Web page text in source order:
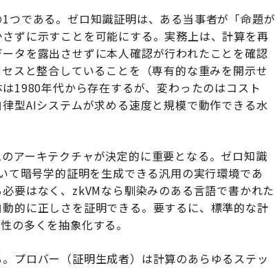
つである。ゼロ知識証明は、ある当事者が「命題が
ずに示すことを可能にする。実務上は、計算を再
タを露出させずに本人確認が行われたことを確認
スと整合していることを（専有的な重みを開示せ
1980年代から存在するが、変わったのはコスト
型AIシステムが求める速度と規模で動作できる水
アーキテクチャが決定的に重要となる。ゼロ知識
暗号学的証明を生成できる汎用の実行環境であ
要はなく、zkVMなら馴染みのある言語で書かれた
的に正しさを証明できる。要するに、標準的な計
の多くを抽象化する。
プロバー（証明生成者）は計算のあらゆるステッ